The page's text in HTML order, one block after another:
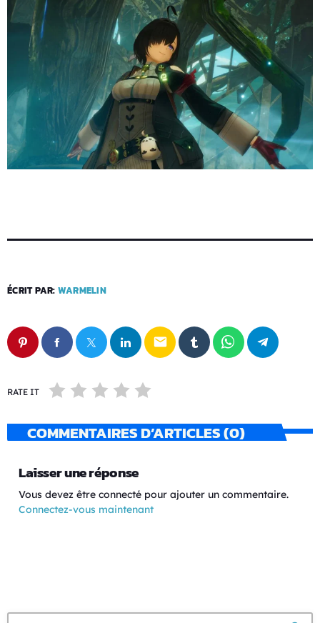
ÉCRIT PAR: WARMELIN
email
RATE IT
COMMENTAIRES D’ARTICLES (0)
Laisser une réponse
Vous devez être connecté pour ajouter un commentaire.
Connectez-vous maintenant